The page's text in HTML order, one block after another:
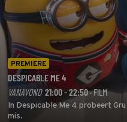
PREMIERE
DESPICABLE ME 4
VANAVOND 21:00 - 22:50· FILM
In Despicable Me 4 probeert
mis.